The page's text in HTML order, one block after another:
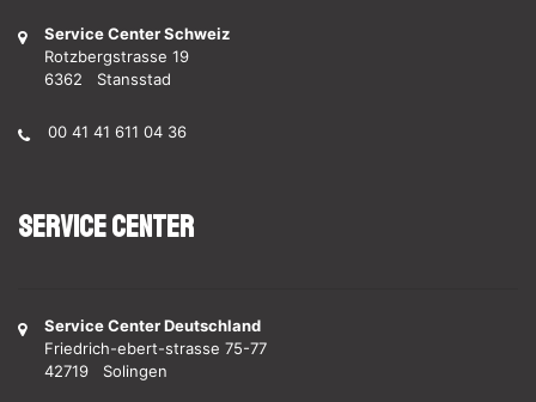
Service Center Schweiz
Rotzbergstrasse 19
6362 Stansstad
00 41 41 611 04 36
Service Center
Service Center Deutschland
Friedrich-ebert-strasse 75-77
42719 Solingen